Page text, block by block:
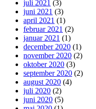
juli 2021 (3)
juni 2021 (3)
april 2021 (1)
februar 2021 (2)
januar 2021 (1)
december 2020 (1)
november 2020 (2)
oktober 2020 (3)
september 2020 (2)
august 2020 (4)
juli 2020 (2)
juni 2020 (5)